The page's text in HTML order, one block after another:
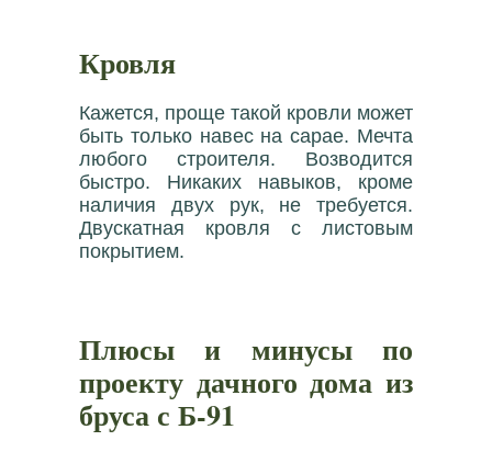
Кровля
Кажется, проще такой кровли может
быть только навес на сарае. Мечта
любого строителя. Возводится
быстро. Никаких навыков, кроме
наличия двух рук, не требуется.
Двускатная кровля с листовым
покрытием.
Плюсы и минусы по
проекту дачного дома из
бруса с Б-91